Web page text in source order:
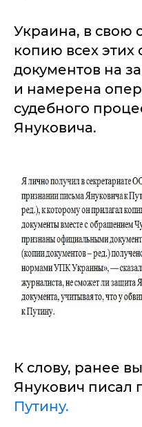
Украина, в свою
копию всех
документов на
и намерена
судебного
Януковича.
К слову, ранее
Янукович писал
Путину.